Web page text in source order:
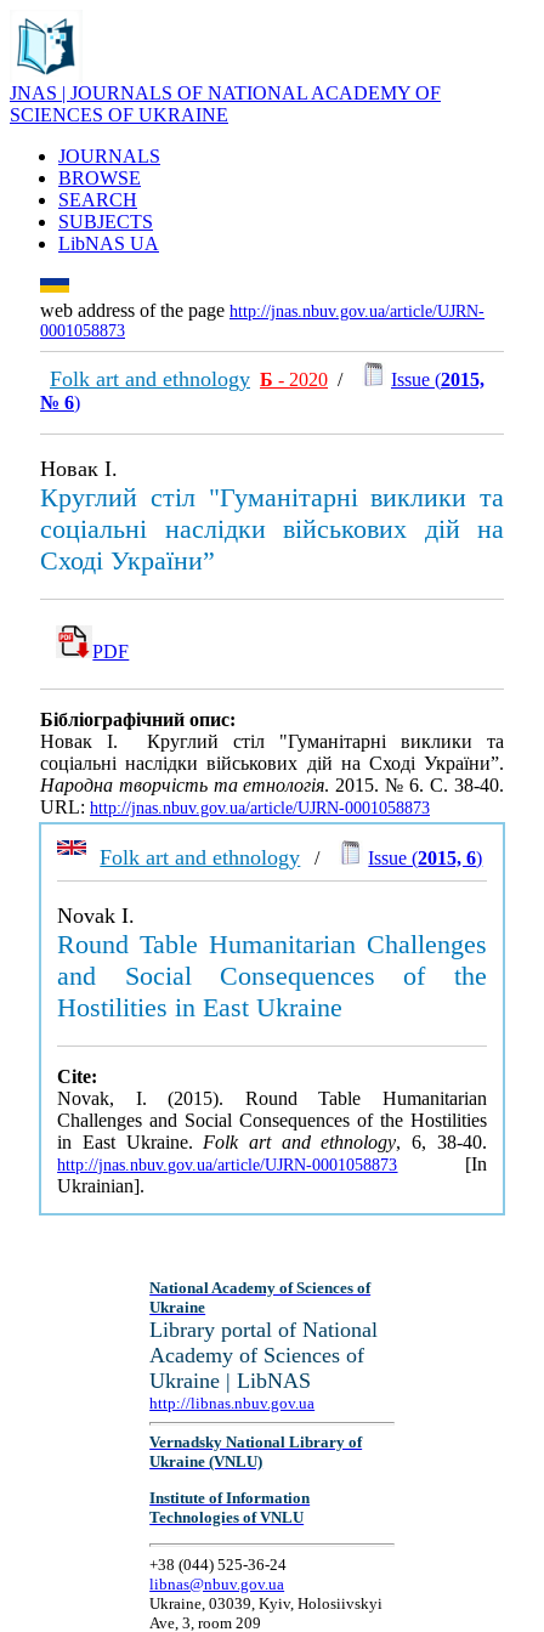
JNAS | JOURNALS OF NATIONAL ACADEMY OF
SCIENCES OF UKRAINE
JOURNALS
BROWSE
SEARCH
SUBJECTS
LibNAS UA
web address of the page http://jnas.nbuv.gov.ua/article/UJRN-
0001058873
Folk art and ethnology Б - 2020 / Issue (2015,
№ 6)
Новак І.
Круглий стіл "Гуманітарні виклики та
соціальні наслідки військових дій на
Сході України”
PDF
Бібліографічний опис:
Новак І. Круглий стіл "Гуманітарні виклики та
соціальні наслідки військових дій на Сході України”.
Народна творчість та етнологія. 2015. № 6. С. 38-40.
URL: http://jnas.nbuv.gov.ua/article/UJRN-0001058873
Folk art and ethnology / Issue (2015, 6)
Novak I.
Round Table Humanitarian Challenges
and Social Consequences of the
Hostilities in East Ukraine
Cite:
Novak, I. (2015). Round Table Humanitarian
Challenges and Social Consequences of the Hostilities
in East Ukraine. Folk art and ethnology, 6, 38-40.
http://jnas.nbuv.gov.ua/article/UJRN-0001058873 [In
Ukrainian].
National Academy of Sciences of
Ukraine
Library portal of National
Academy of Sciences of
Ukraine | LibNAS
http://libnas.nbuv.gov.ua
Vernadsky National Library of
Ukraine (VNLU)
Institute of Information
Technologies of VNLU
+38 (044) 525-36-24
libnas@nbuv.gov.ua
Ukraine, 03039, Kyiv, Holosiivskyi
Ave, 3, room 209